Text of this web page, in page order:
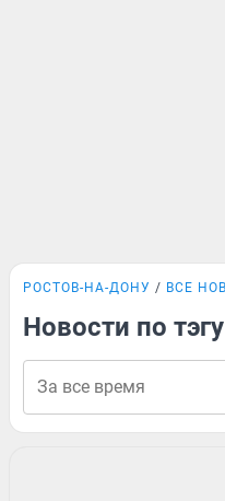
РОСТОВ-НА-ДОНУ ВСЕ
Новости по